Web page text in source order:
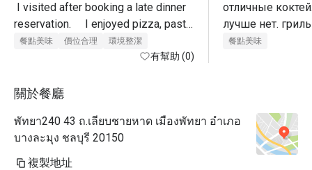
I visited after booking a late dinner
reservation.     I enjoyed pizza, pasta,
pad thai, etc. at a reasonable price
and good service. (Recommended
餐點美味 價位合理 環境整潔
有幫助 (0)
отличные
лучше нет.
餐點美味
關於餐廳
พัทยา240 43 ถ.เลียบชายหาด เมืองพัทยา อำเภอ
บางละมุง ชลบุรี 20150
複製地址